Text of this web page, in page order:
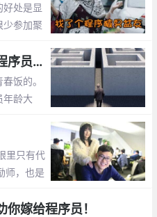
处是显
少参加聚
程序员程序员年龄大了怎么办？程序员年龄大了的出路
饭的。
年龄大
序员的
里只有代
师，也是
激发程序
嫁给程序员！